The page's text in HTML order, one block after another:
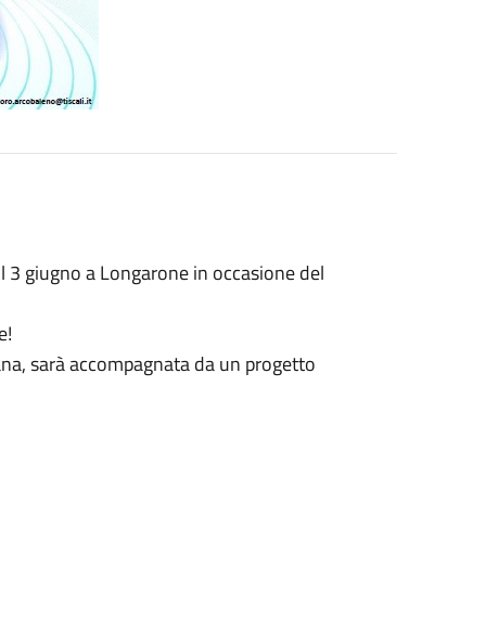
giugno a Longarone in occasione del
sarà accompagnata da un progetto